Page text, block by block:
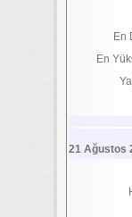
En
En
21 Ağustos